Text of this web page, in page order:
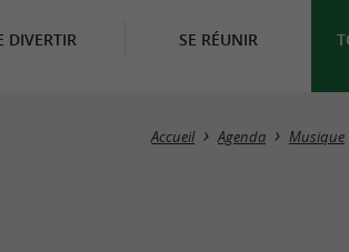
DIVERTIR SE RÉUNIR
Accueil Agenda Musique